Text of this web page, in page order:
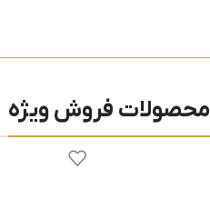
محصولات فروش ویژه